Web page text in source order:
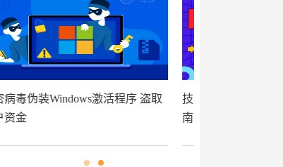
技术揭秘|代码追踪工具分享及应用指
南来啦